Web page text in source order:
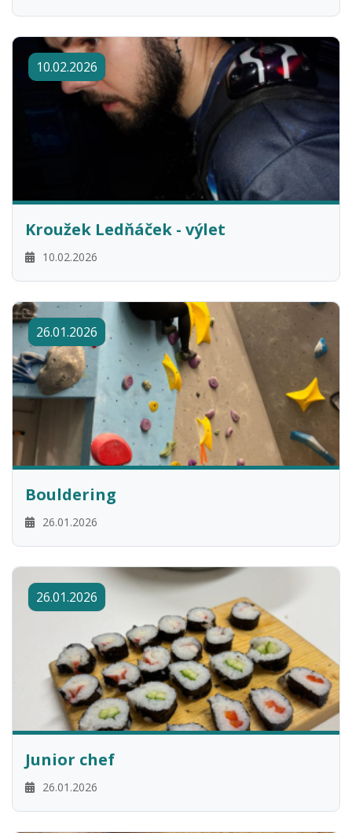
10.02.2026
Kroužek Ledňáček - výlet
10.02.2026
26.01.2026
Bouldering
26.01.2026
26.01.2026
Junior chef
26.01.2026